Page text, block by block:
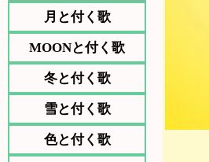
月と付く歌
MOONと付く歌
冬と付く歌
雪と付く歌
色と付く歌